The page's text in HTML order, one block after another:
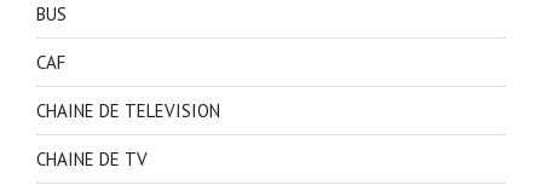
BUS
CAF
CHAINE DE TELEVISION
CHAINE DE TV